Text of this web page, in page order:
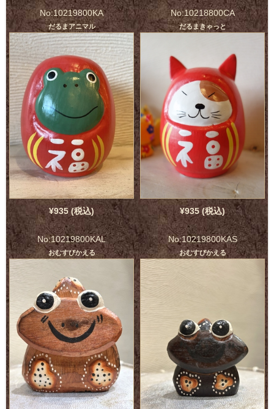
No:10219800KA
だるまアニマル
¥935 (税込)
No:10218800CA
だるまきゃっと
¥935 (税込)
No:10219800KAL
おむすびかえる
No:10219800KAS
おむすびかえる